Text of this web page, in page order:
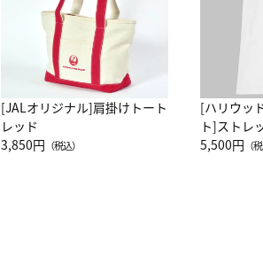
[JALオリジナル]肩掛けトート
レッド
3,850円 （税込）
[ハリウッ
ト]ストレ
ーネック別
5,500円 （